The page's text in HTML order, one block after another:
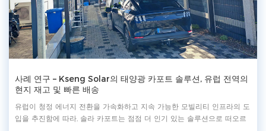
사례 연구 – Kseng Solar의 태양광 카포트 솔루션, 유럽 전역의
현지 재고 및 빠른 배송
유럽이 청정 에너지 전환을 가속화하고 지속 가능한 모빌리티 인프라의 도
입을 추진함에 따라, 솔라 카포트는 점점 더 인기 있는 솔루션으로 떠오르